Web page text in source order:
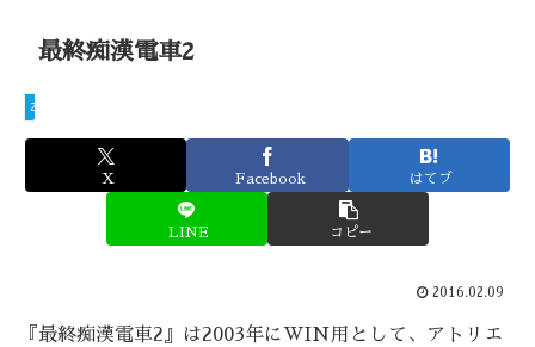
最終痴漢電車2
2003
X Facebook はてブ
LINE コピー
2016.02.09
『最終痴漢電車2』は2003年にWIN用として、アトリエ